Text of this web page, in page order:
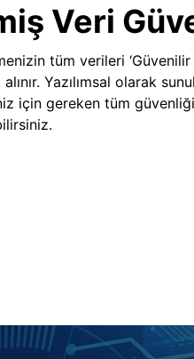
Veri
tüm verileri
Yazılımsal olarak
için gereken tüm